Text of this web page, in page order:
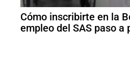
Cómo inscribirte en la
empleo del SAS paso a